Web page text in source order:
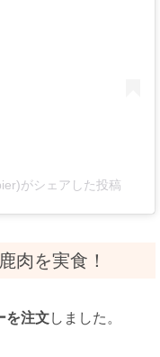
がシェアした投稿
肉を実食！
を注文しました。